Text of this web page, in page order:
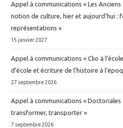
Appel à communications « Les
notion de culture, hier et aujourd’hui :
représentations »
15 janvier 2027
Appel à communications « Clio à
d’école et écriture de l’histoire à
27 septembre 2026
Appel à communications « Doctoriales
transformer, transporter »
7 septembre 2026